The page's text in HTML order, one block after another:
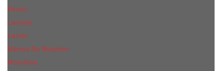
Kenzo
Lacoste
Lanvin
Marina De Bourbon
Moschino